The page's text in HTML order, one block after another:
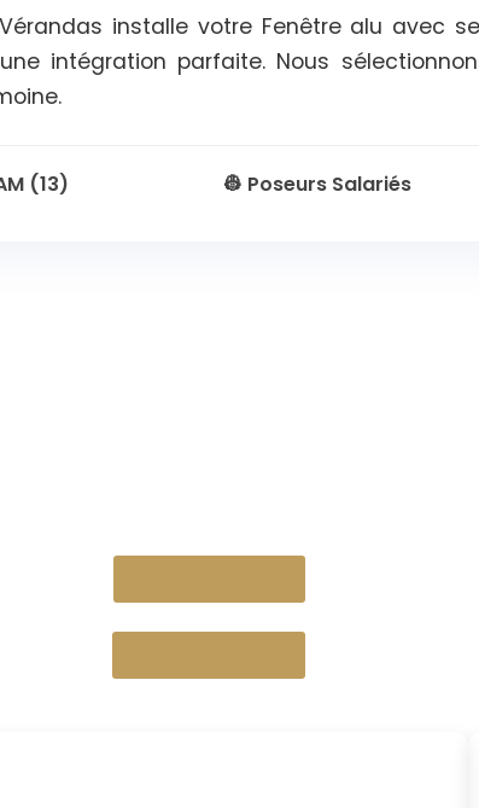
installe votre Fenêtre alu avec
intégration parfaite. Nous
(13) 👷 Poseurs Salariés